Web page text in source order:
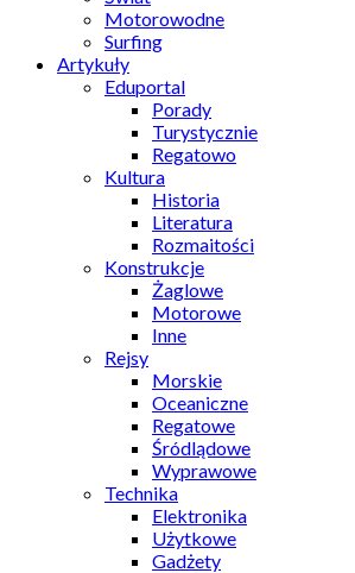
Motorowodne
Surfing
Artykuły
Eduportal
Porady
Turystycznie
Regatowo
Kultura
Historia
Literatura
Rozmaitości
Konstrukcje
Żaglowe
Motorowe
Inne
Rejsy
Morskie
Oceaniczne
Regatowe
Śródlądowe
Wyprawowe
Technika
Elektronika
Użytkowe
Gadżety